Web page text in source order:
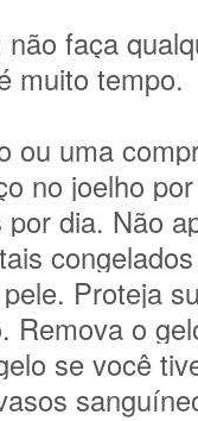
faça
muito tempo.
ou uma
no joelho
dia. Não
Proteja
Remova o
se você